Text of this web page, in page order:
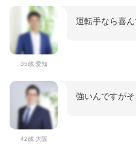
35歳 愛知
運転手なら喜ん
42歳 大阪
強いんですが